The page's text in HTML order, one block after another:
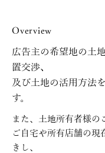
Overview
広告主の希望地の土
置交渉、
及び土地の活用方法
す。
また、土地所有者様の
ご自宅や所有店舗の現
きし、